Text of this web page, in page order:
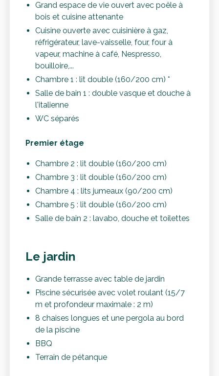
Grand espace de vie ouvert avec poêle à
bois et cuisine attenante
Cuisine ouverte avec cuisinière à gaz,
réfrigérateur, lave-vaisselle, four, four à
vapeur, machine à café, Nespresso,
bouilloire,...
Chambre 1 : lit double (160/200 cm) *
Salle de bain 1 : double vasque et douche à
l'italienne
WC séparés
Premier étage
Chambre 2 : lit double (160/200 cm)
Chambre 3 : lit double (160/200 cm)
Chambre 4 : lits jumeaux (90/200 cm)
Chambre 5 : lit double (160/200 cm)
Salle de bain 2 : lavabo, douche et toilettes
Le jardin
Grande terrasse avec table de jardin
Piscine sécurisée avec volet roulant (15/7
m et profondeur maximale : 2 m)
8 chaises longues et une pergola au bord
de la piscine
BBQ
Terrain de pétanque